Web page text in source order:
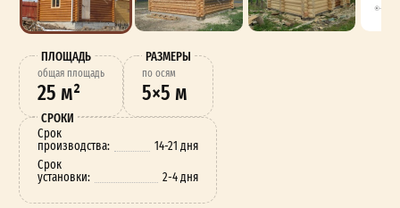
ПЛОЩАДЬ
oбщая площадь
25 м²
РАЗМЕРЫ
по осям
5×5 м
СРОКИ
Срок
производства:
14-21 дня
Срок
установки: 2-4 дня